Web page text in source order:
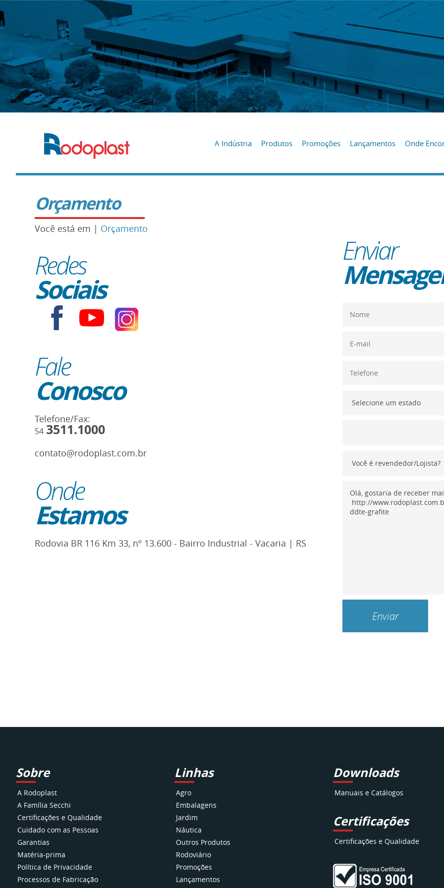
A Indústria Produtos Promoções Lançamentos Onde
Orçamento
Você está em | Orçamento
Redes
Sociais
Fale
Conosco
Telefone/Fax:
54 3511.1000
contato@rodoplast.com.br
Onde
Estamos
Rodovia BR 116 Km 33, nº 13.600 - Bairro Industrial - Vacaria | RS
Enviar
Sobre
A Rodoplast
A Família Secchi
Certificações e Qualidade
Cuidado com as Pessoas
Garantias
Matéria-prima
Política de Privacidade
Processos de Fabricação
Linhas
Agro
Embalagens
Jardim
Náutica
Outros Produtos
Rodoviário
Promoções
Lançamentos
Downloads
Manuais e Catálogos
Certificações
Certificações e Qualidade